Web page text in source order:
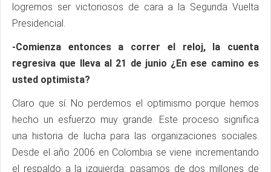
logremos ser victoriosos de cara a la Segunda Vuelta
Presidencial.
-Comienza entonces a correr el reloj, la cuenta
regresiva que lleva al 21 de junio ¿En ese camino es
usted optimista?
Claro que sí. No perdemos el optimismo porque hemos
hecho un esfuerzo muy grande. Este proceso significa
una historia de lucha para las organizaciones sociales.
Desde el año 2006 en Colombia se viene incrementando
el respaldo a la izquierda: pasamos de dos millones de